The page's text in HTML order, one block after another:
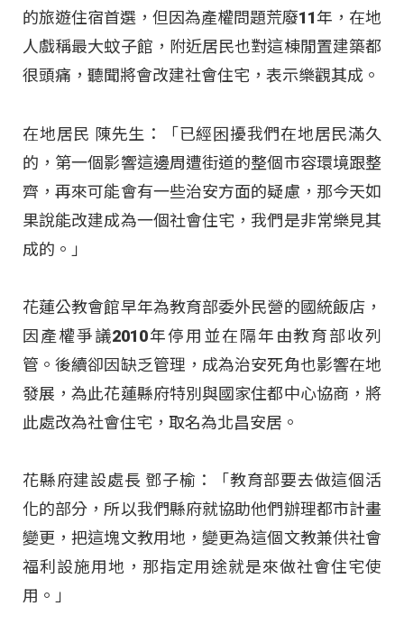
的旅遊住宿首選，但因為產權問題荒廢11年，在地
人戲稱最大蚊子館，附近居民也對這棟閒置建築都
很頭痛，聽聞將會改建社會住宅，表示樂觀其成。
在地居民 陳先生：「已經困擾我們在地居民滿久
的，第一個影響這邊周遭街道的整個市容環境跟整
齊，再來可能會有一些治安方面的疑慮，那今天如
果說能改建成為一個社會住宅，我們是非常樂見其
成的。」
花蓮公教會館早年為教育部委外民營的國統飯店，
因產權爭議2010年停用並在隔年由教育部收列
管。後續卻因缺乏管理，成為治安死角也影響在地
發展，為此花蓮縣府特別與國家住都中心協商，將
此處改為社會住宅，取名為北昌安居。
花縣府建設處長 鄧子榆：「教育部要去做這個活
化的部分，所以我們縣府就協助他們辦理都市計畫
變更，把這塊文教用地，變更為這個文教兼供社會
福利設施用地，那指定用途就是來做社會住宅使
用。」